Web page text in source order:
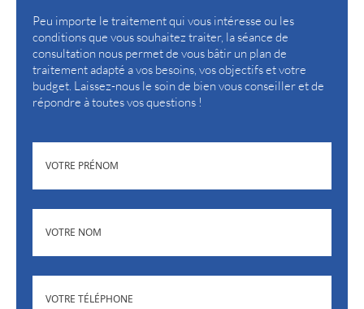
Peu importe le traitement qui vous intéresse ou les
conditions que vous souhaitez traiter, la séance de
consultation nous permet de vous bâtir un plan de
traitement adapté a vos besoins, vos objectifs et votre
budget. Laissez-nous le soin de bien vous conseiller et de
répondre à toutes vos questions !